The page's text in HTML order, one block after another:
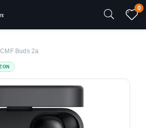
0
CMF Buds 2a